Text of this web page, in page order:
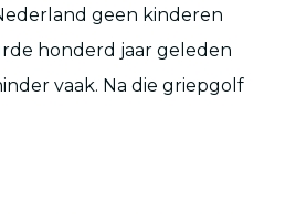
geen kinderen
honderd jaar geleden
vaak. Na die griepgolf